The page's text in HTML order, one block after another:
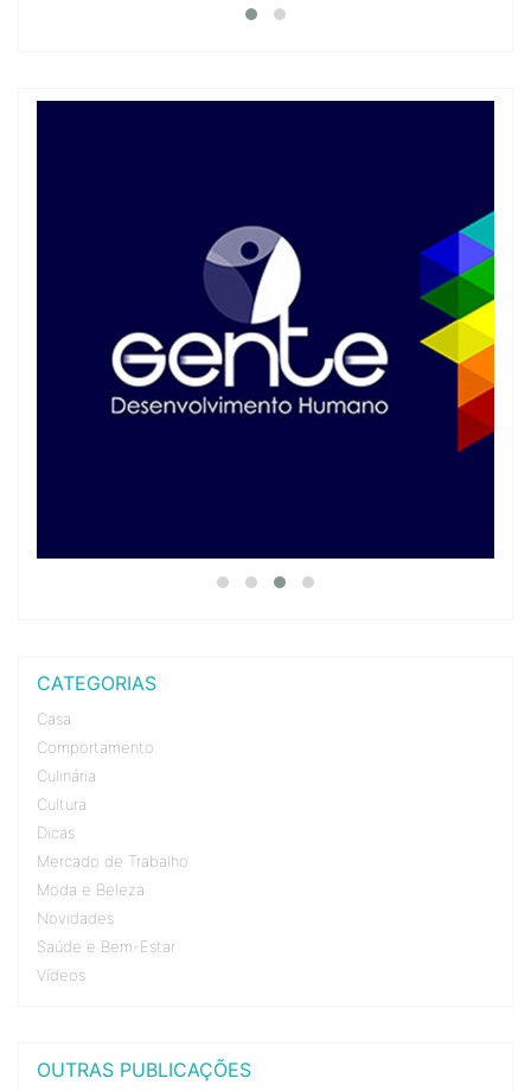
CATEGORIAS
Casa
Comportamento
Culinária
Cultura
Dicas
Mercado de Trabalho
Moda e Beleza
Novidades
Saúde e Bem-Estar
Vídeos
OUTRAS PUBLICAÇÕES